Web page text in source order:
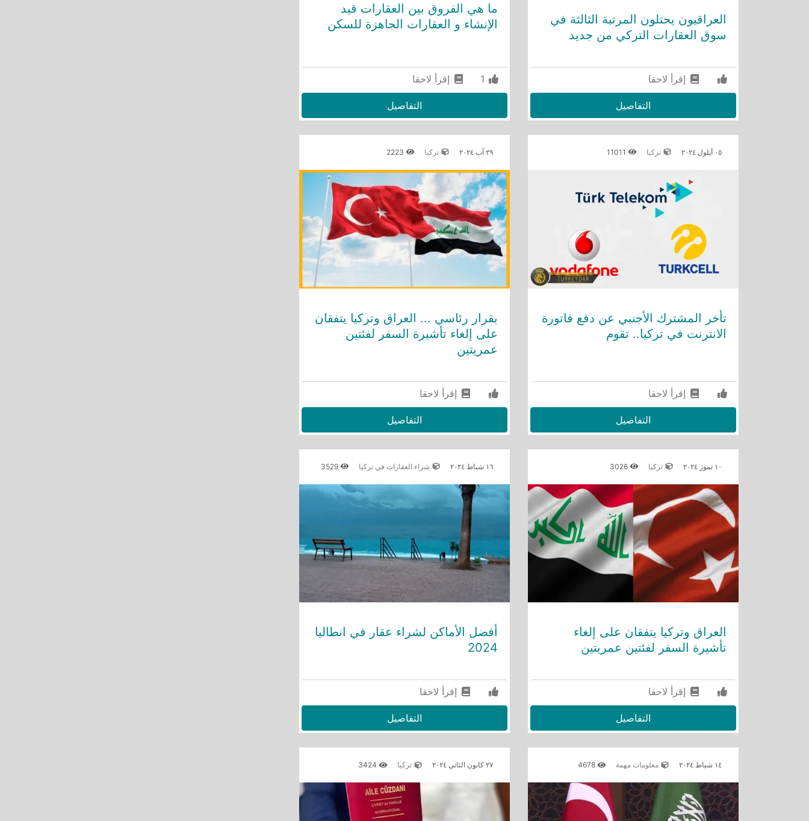
العراقيون يحتلون المرتبة الثالثة في
سوق العقارات التركي من جديد
إقرأ لاحقا
التفاصيل
ما هي الفروق بين العقارات قيد
الإنشاء و العقارات الجاهزة للسكن
إقرأ لاحقا
التفاصيل
٠٥ أيلول ٢٠٢٤ تركيا
تأخر المشترك الأجنبي عن دفع فاتورة
الانترنت في تركيا.. تقوم
إقرأ لاحقا
التفاصيل
٢٩ آب ٢٠٢٤ تركيا
بقرار رئاسي ... العراق وتركيا يتفقان
على إلغاء تأشيرة السفر لفئتين
عمريتين
إقرأ لاحقا
التفاصيل
١٠ تموز ٢٠٢٤ تركيا
العراق وتركيا يتفقان على إلغاء
تأشيرة السفر لفئتين عمريتين
إقرأ لاحقا
التفاصيل
١٦ شباط ٢٠٢٤ شراء العقارات في تركيا
أفضل الأماكن لشراء عقار في انطاليا
2024
إقرأ لاحقا
التفاصيل
١٤ شباط ٢٠٢٤ معلومات مهمة ٢٧ كانون الثاني ٢٠٢٤ تركيا